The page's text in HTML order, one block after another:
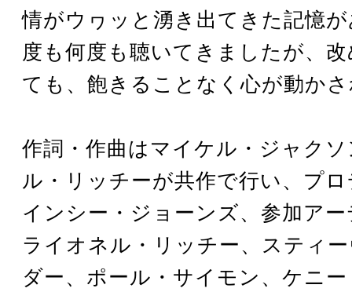
情がウヮッと湧き出てきた記憶
度も何度も聴いてきましたが、
ても、飽きることなく心が動か
作詞・作曲はマイケル・ジャク
ル・リッチーが共作で行い、プ
インシー・ジョーンズ、参加ア
ライオネル・リッチー、スティ
ダー、ポール・サイモン、ケニ